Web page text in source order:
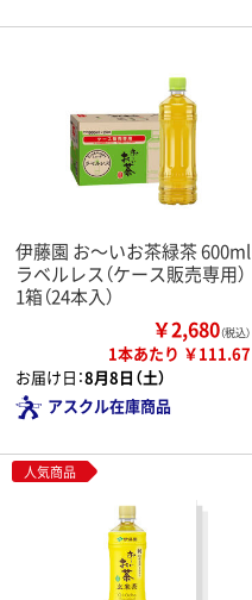
伊藤園 お～いお茶緑茶 600ml
ラベルレス（ケース販売専用）
1箱（24本入）
￥2,680（税込）
1本あたり ￥111.67
お届け日：8月8日（土）
アスクル在庫商品
人気商品